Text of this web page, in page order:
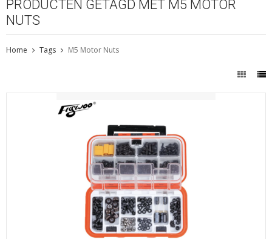
PRODUCTEN GETAGD MET M5 MOTOR
NUTS
Home Tags M5 Motor Nuts